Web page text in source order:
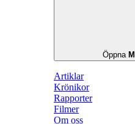
Öppna
Artiklar
Krönikor
Rapporter
Filmer
Om oss